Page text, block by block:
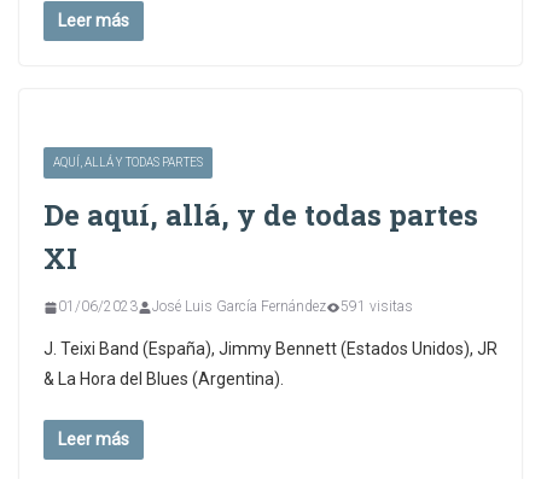
Leer más
AQUÍ, ALLÁ Y TODAS PARTES
De aquí, allá, y de todas partes
XI
01/06/2023 José Luis García Fernández 591 visitas
J. Teixi Band (España), Jimmy Bennett (Estados Unidos), JR
& La Hora del Blues (Argentina).
Leer más